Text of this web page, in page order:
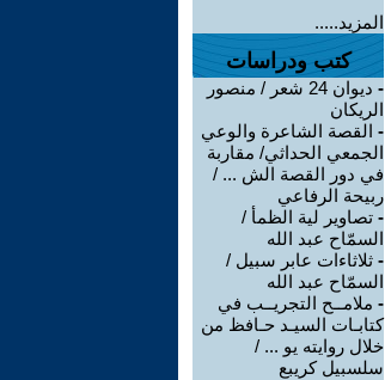
المزيد.....
كتب ودراسات
-
ديوان 24 شعر / منصور
الريكان
- القصة الشاعرة والوعي
الجمعي الحداثي/ مقاربة
في دور القصة الش ... /
ربيحة الرفاعي
- تصاوير لية الظمأ /
السمّاح عبد الله
- ثلاثاءات عابر سبيل /
السمّاح عبد الله
- ملامــح التجريــب في
كتابـات السيـد حـافظ من
خلال روايته يو ... /
سلسبيل كريبع